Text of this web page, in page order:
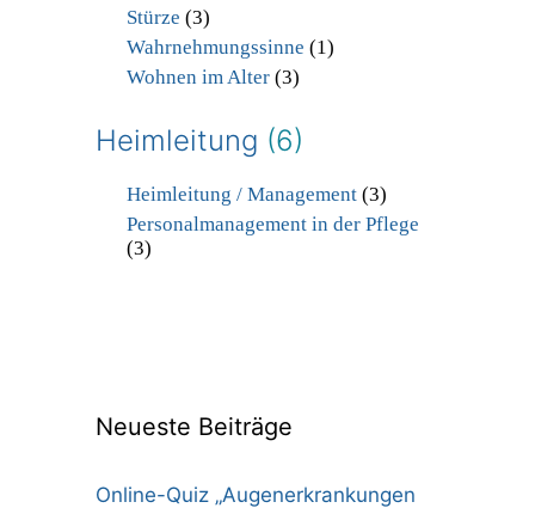
Stürze (3)
Wahrnehmungssinne (1)
Wohnen im Alter(3)
Heimleitung (6)
Heimleitung / Management(3)
Personalmanagement in der Pflege
(3)
Neueste Beiträge
Online-Quiz „Augenerkrankungen